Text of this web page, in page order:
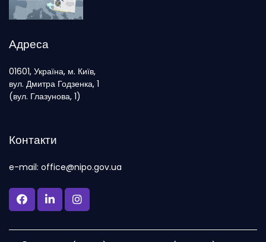
Адреса
01601, Україна, м. Київ,
вул. Дмитра Годзенка, 1
(вул. Глазунова, 1)
Контакти
e-mail: office@nipo.gov.ua